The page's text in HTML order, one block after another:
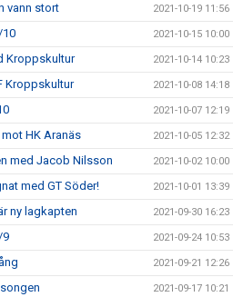
vann stort 2021-10-19 11:56
10 2021-10-15 10:00
Kroppskultur 2021-10-14 10:23
Kroppskultur 2021-10-08 14:18
2021-10-07 12:19
HK Aranäs 2021-10-05 12:32
med Jacob Nilsson 2021-10-02 10:00
med GT Söder! 2021-10-01 13:39
ny lagkapten 2021-09-30 16:23
9 2021-09-24 10:53
2021-09-21 12:26
2021-09-17 10:21